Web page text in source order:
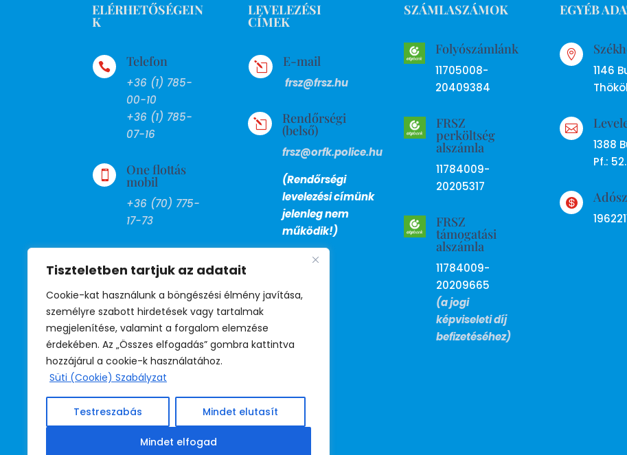
Tiszteletben tartjuk az adatait
Cookie-kat használunk a böngészési élmény javítása,
személyre szabott hirdetések vagy tartalmak
megjelenítése, valamint a forgalom elemzése
érdekében. Az „Összes elfogadás” gombra kattintva
hozzájárul a cookie-k használatához.
Süti (Cookie) Szabályzat
Testreszabás Mindet elutasít
Mindet elfogad
ELÉRHETŐSÉGEIN
K
 Telefon
+36 (1) 785-
00-10
+36 (1) 785-
07-16
 One flottás
mobil
+36 (70) 775-
17-73
+36 (1) 799-
27-13
 BM telefon
39-530
(titkárság)
39-531
(jogsegély)
39-532
(irodavezető)
LEVELEZÉSI
CÍMEK
l E-mail
frsz@frsz.hu
l Rendőrségi
(belső)
frsz@orfk.police.hu
(Rendőrségi
levelezési címünk
jelenleg nem
működik!)
SZÁMLASZÁMOK
Folyószámlánk
11705008-
20409384
FRSZ
perköltség
alszámla
11784009-
20205317
FRSZ
támogatási
alszámla
11784009-
20209665
(a jogi
képviseleti díj
befizetéséhez)
EGYÉB

1146

1388
Pf.: 52.
